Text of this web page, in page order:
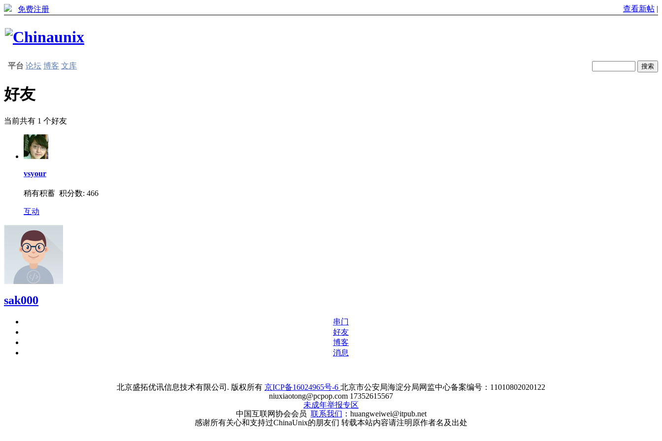
免费注册 查看新帖 |
平台 论坛 博客 文库
好友
当前共有 1 个好友
vsyour
稍有积蓄 积分数: 466
互动
sak000
串门
好友
博客
消息
北京盛拓优讯信息技术有限公司. 版权所有 京ICP备16024965号-6 北京市公安局海淀分局网监中心备案编号：11010802020122
niuxiaotong@pcpop.com 17352615567
未成年举报专区
中国互联网协会会员 联系我们 ：huangweiwei@itpub.net
感谢所有关心和支持过ChinaUnix的朋友们 转载本站内容请注明原作者名及出处